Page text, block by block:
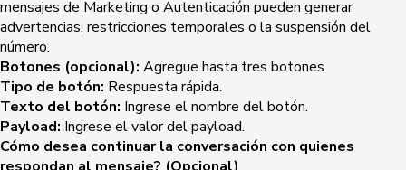
mensajes de Marketing o Autenticación pueden generar
advertencias, restricciones temporales o la suspensión del
número.
Botones (opcional): Agregue hasta tres botones.
Tipo de botón: Respuesta rápida.
Texto del botón: Ingrese el nombre del botón.
Payload: Ingrese el valor del payload.
Cómo desea continuar la conversación con quienes